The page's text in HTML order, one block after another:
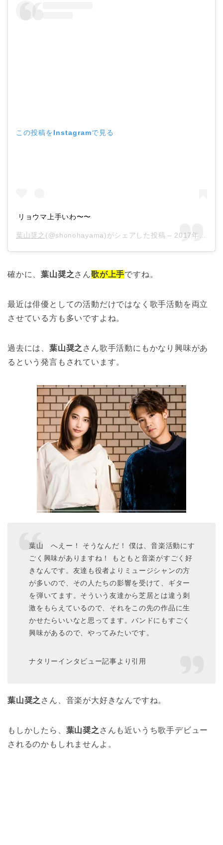
この投稿をInstagramで見る
リョウマ上手いわ〜〜
葉山奨之 (@shonohayama)がシェアした投稿 – 2017年 1月月6日午前6時09分PST
確かに、葉山奨之さん歌が上手ですね。
最近は俳優としての活動だけではなく歌手活動を両立
させている方も多いですよね。
過去には、 葉山奨之 さん歌手活動にもかなり興味があ
るという発言もされています。
葉山
へえー！ そうなんだ！ 僕は、音楽活動にす
ごく興味がありますね！ もともと音楽がすごく好
きなんです。友達も役者よりミュージシャンの方
が多いので、その人たちの影響を受けて、ギター
を弾いてます。そういう友達から芝居とは違う刺
激をもらえているので、それをこの先の作品に生
かせたらいいなと思ってます。バンドにもすごく
興味があるので、やってみたいです。
ナタリーインタビュー記事より引用
葉山奨之 さん、音楽が大好きなんですね。
もしかしたら、 葉山奨之 さんも近いうち歌手デビュー
されるのかもしれませんよ。